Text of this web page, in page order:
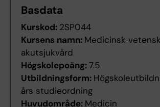
Basdata
Kurskod: 2SP044
Kursens namn: Medicinsk
akutsjukvård
Högskolepoäng:7.5
Utbildningsform:
års studieordning
Huvudområde: Medicin